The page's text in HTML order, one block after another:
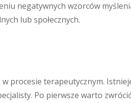
negatywnych wzorców
lub społecznych.
procesie terapeutycznym.
Po pierwsze warto zwrócić